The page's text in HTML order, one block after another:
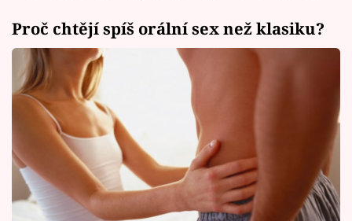
Proč chtějí spíš orální sex než klasiku?